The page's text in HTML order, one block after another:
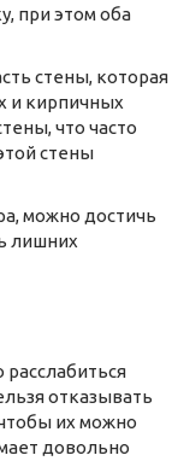
при этом оба
стены, которая
и кирпичных
что часто
стены
можно достичь
лишних
отказывать
их можно
довольно